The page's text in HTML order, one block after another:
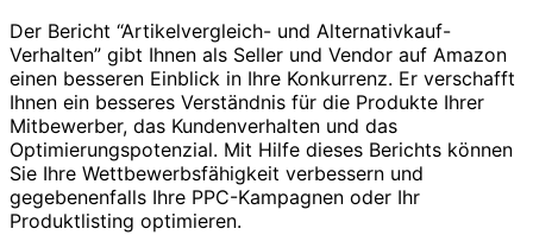
Der Bericht “Artikelvergleich- und Alternativkauf-
Verhalten” gibt Ihnen als Seller und Vendor auf Amazon
einen besseren Einblick in Ihre Konkurrenz. Er verschafft
Ihnen ein besseres Verständnis für die Produkte Ihrer
Mitbewerber, das Kundenverhalten und das
Optimierungspotenzial. Mit Hilfe dieses Berichts können
Sie Ihre Wettbewerbsfähigkeit verbessern und
gegebenenfalls Ihre PPC-Kampagnen oder Ihr
Produktlisting optimieren.